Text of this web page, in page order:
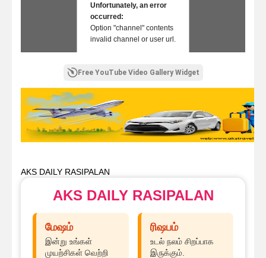
Unfortunately, an error
occurred:
Option "channel" contents
invalid channel or user url.
Free YouTube Video Gallery Widget
AKS DAILY RASIPALAN
AKS DAILY RASIPALAN
மேஷம்
இன்று உங்கள்
முயற்சிகள் வெற்றி
ரிஷபம்
உடல் நலம் சிறப்பாக
இருக்கும்.